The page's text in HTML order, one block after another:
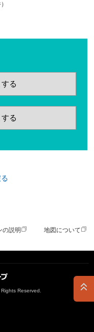
る
る
の説明 地図について
Reserved.